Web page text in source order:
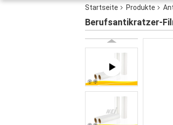
Startseite Produkte
Berufsantikratzer-